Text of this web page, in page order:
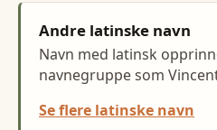
Andre latinske navn
Navn med latinsk
navnegruppe som
Se flere latinske navn